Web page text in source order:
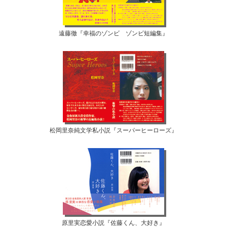
遠藤徹『幸福のゾンビ ゾンビ短編集』
松岡里奈純文学私小説『スーパーヒーローズ』
原里実恋愛小説『佐藤くん、大好き』